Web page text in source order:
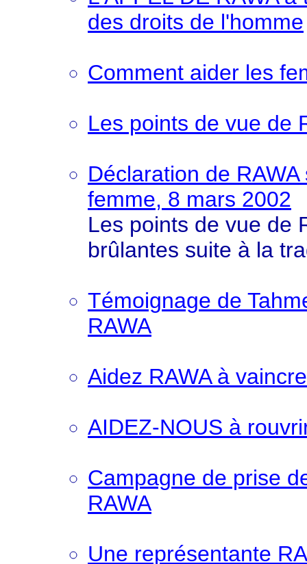
des droits de l'homme
Comment aider les
Les points de vue de
Déclaration de
femme, 8 mars 2002
Les points de vue de
brûlantes suite à la
Témoignage de
RAWA
Aidez RAWA à
AIDEZ-NOUS à
Campagne de prise
RAWA
Une représentante